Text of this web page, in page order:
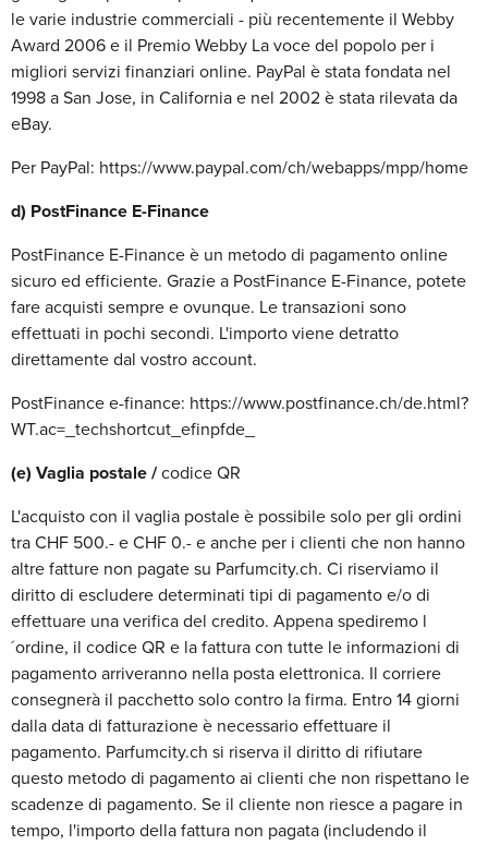
le varie industrie commerciali - più recentemente il Webby
Award 2006 e il Premio Webby La voce del popolo per i
migliori servizi finanziari online. PayPal è stata fondata nel
1998 a San Jose, in California e nel 2002 è stata rilevata da
eBay.
Per PayPal: https://www.paypal.com/ch/webapps/mpp/home
d) PostFinance E-Finance
PostFinance E-Finance è un metodo di pagamento online
sicuro ed efficiente. Grazie a PostFinance E-Finance, potete
fare acquisti sempre e ovunque. Le transazioni sono
effettuati in pochi secondi. L'importo viene detratto
direttamente dal vostro account.
PostFinance e-finance: https://www.postfinance.ch/de.html?
WT.ac=_techshortcut_efinpfde_
(e) Vaglia postale / codice QR
L'acquisto con il vaglia postale è possibile solo per gli ordini
tra CHF 500.- e CHF 0.- e anche per i clienti che non hanno
altre fatture non pagate su Parfumcity.ch. Ci riserviamo il
diritto di escludere determinati tipi di pagamento e/o di
effettuare una verifica del credito. Appena spediremo l
´ordine, il codice QR e la fattura con tutte le informazioni di
pagamento arriveranno nella posta elettronica. Il corriere
consegnerà il pacchetto solo contro la firma. Entro 14 giorni
dalla data di fatturazione è necessario effettuare il
pagamento. Parfumcity.ch si riserva il diritto di rifiutare
questo metodo di pagamento ai clienti che non rispettano le
scadenze di pagamento. Se il cliente non riesce a pagare in
tempo, l'importo della fattura non pagata (includendo il